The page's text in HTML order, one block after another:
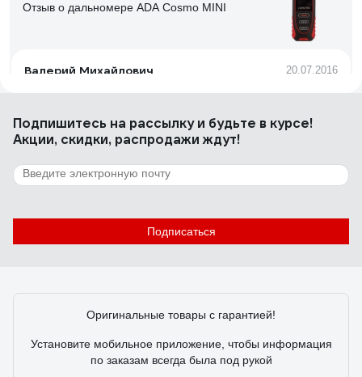
Отзыв о дальномере ADA Cosmo MINI
Валерий Михайлович 20.07.2016
Размером с маркер. Сделан качественно. Сбитый корпус,
мизерный. Когда выбирал в магазине на Преображенке,
выбирал и сравнивал с несколькими другими моделями.
это всё.
155 отзывов
Подпишитесь на рассылкуи будьте в курсе!
Акции, скидки, распродажи ждут!
Подписаться
Оригинальные товары с гарантией!
Установите мобильное приложение, чтобы информация
по заказам всегда была под рукой